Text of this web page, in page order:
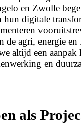
en Zwolle
digitale
de agri, energie en
altijd een aanpak
en
als